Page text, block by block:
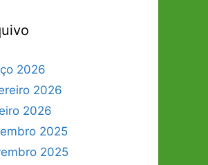
2026
2026
2026
2025
2025